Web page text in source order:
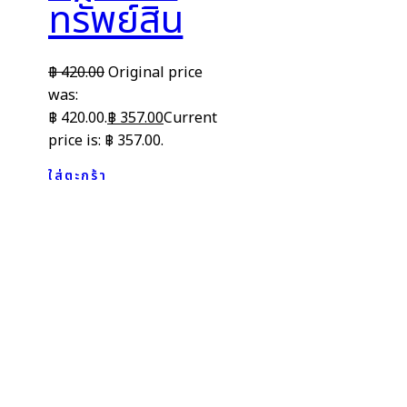
ทรัพย์สิน
฿420.00Original price
was:
฿ 420.00.฿357.00Current
price is: ฿ 357.00.
ใส่ตะกร้า